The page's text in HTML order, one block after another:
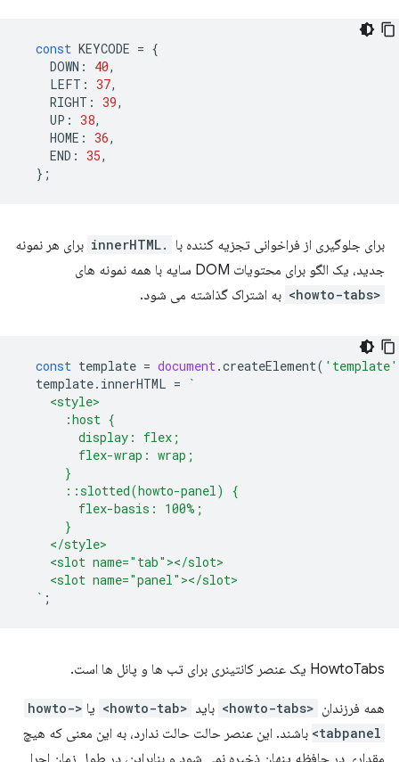
const KEYCODE = {
DOWN : 40,
LEFT : 37,
RIGHT : 39,
UP : 38,
HOME : 36,
END : 35,
};
برای جلوگیری از فراخوانی تجزیه کننده با .innerHTML
برای هر نمونه
جدید، یک الگو برای محتویات DOM سایه با همه نمونه های
<howto-tabs> به اشتراک گذاشته می شود.
const template = document.createElement( 'template'
template. innerHTML =
`
    <style>
      :host {
        display: flex;
        flex-wrap: wrap;
      }
      ::slotted(howto-panel) {
        flex-basis: 100%;
      }
    </style>
    <slot name="tab"></slot>
    <slot name="panel"></slot>
  `
;
HowtoTabs یک عنصر کانتینری برای تب ها و پانل ها است.
همه فرزندان <howto-tabs> باید <howto-tab> یا
<howto-
tabpanel>
باشند. این عنصر حالت حالت ندارد، به این معنی که هیچ
مقداری در حافظه پنهان ذخیره نمی شود و بنابراین، در طول زمان اجرا